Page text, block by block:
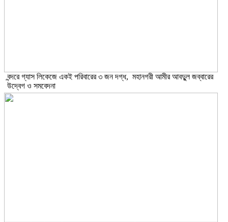
বন্দরে গ্যাস লিকেজে একই পরিবারের ৩ জন দগ্ধ, মহানগরী আমীর আবদুুল জব্বারের
উদ্বেগ ও সমবেদনা